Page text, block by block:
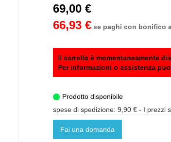
69,00 €
66,93 € se paghi con bonifico
Il carrello è momentaneamente
Per informazioni o assistenza
Prodotto disponibile
spese di spedizione: 9,90 € - I prezzi
Fai una domanda